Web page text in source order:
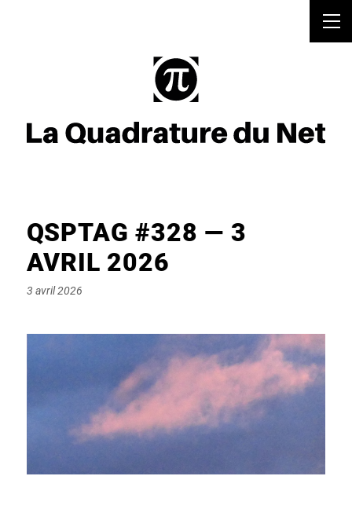
QSPTAG #328 — 3
AVRIL 2026
Posted
3 avril 2026